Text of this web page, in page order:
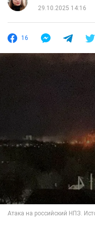
29.10.2025 14:16
16